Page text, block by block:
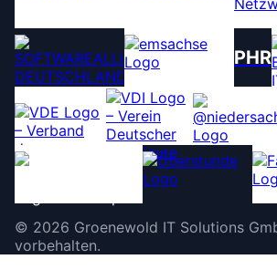
PHR
© 2026 Groenewold IT Solutions
vorbehalten.